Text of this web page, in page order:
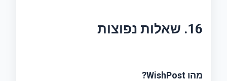
16. שאלות נפוצות
מהו WishPost?